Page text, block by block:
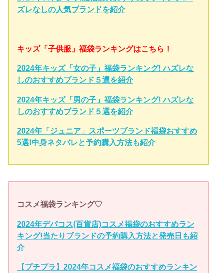
ズレなしの人気ブランドを紹介
キッズ「子供服」福袋ランキングはこちら！
2024年キッズ「女の子」福袋ランキング! ハズレな
しのおすすめブランド５選を紹介
2024年キッズ「男の子」福袋ランキング! ハズレな
しのおすすめブランド５選を紹介
2024年「ジュニア」スポーツブランド福袋おすすめ
5選!中身ネタバレと予約購入方法も紹介
コスメ福袋ランキング♡
2024年デパコス(百貨店)コスメ福袋のおすすめラン
キング!当たりブランドの予約購入方法と発売日も紹
介
【プチプラ】2024年コスメ福袋のおすすめランキン